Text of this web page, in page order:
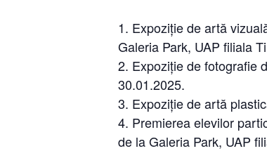
Expoziție de artă
Galeria Park, UAP filiala
Expoziție de fotografie
30.01.2025.
Expoziție de artă
Premierea elevilor
de la Galeria Park, UAP